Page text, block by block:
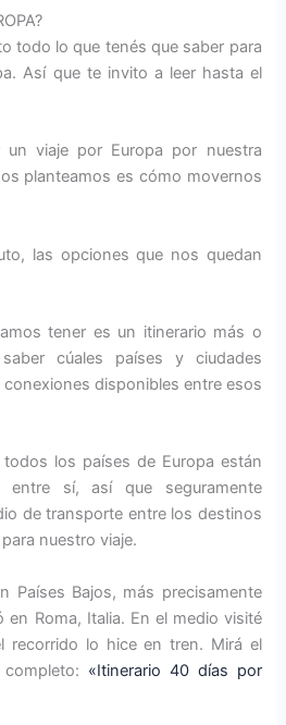
todo lo que tenés que saber para
Así que te invito a leer hasta el
viaje por Europa por nuestra
planteamos es cómo movernos
las opciones que nos quedan
tener es un itinerario más o
cúales países y ciudades
disponibles entre esos
los países de Europa están
entre sí, así que seguramente
de transporte entre los destinos
nuestro viaje.
Países Bajos, más precisamente
Roma, Italia. En el medio visité
recorrido lo hice en tren. Mirá el
«Itinerario 40 días por